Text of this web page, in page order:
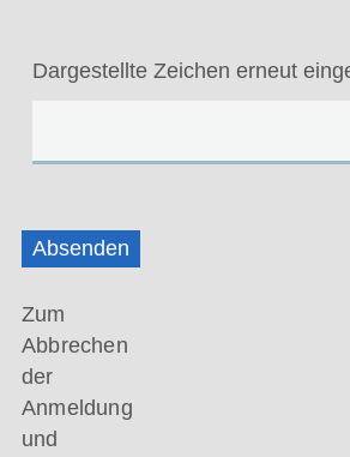
Dargestellte Zeichen erneut
Absenden
Zum
Abbrechen
der
Anmeldung
und